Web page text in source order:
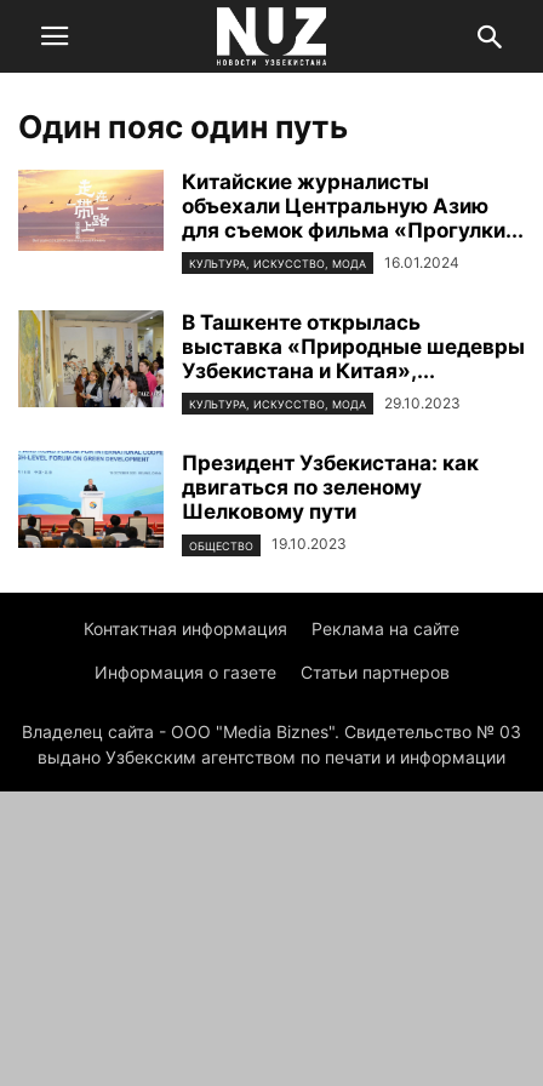
Один пояс один путь
Китайские журналисты
объехали Центральную Азию
для съемок фильма «Прогулки...
КУЛЬТУРА, ИСКУССТВО, МОДА 16.01.2024
В Ташкенте открылась
выставка «Природные шедевры
Узбекистана и Китая»,...
КУЛЬТУРА, ИСКУССТВО, МОДА 29.10.2023
Президент Узбекистана: как
двигаться по зеленому
Шелковому пути
ОБЩЕСТВО 19.10.2023
Контактная информация Реклама на сайте
Информация о газете Статьи партнеров
Владелец сайта - ООО "Media Biznes". Свидетельство № 03
выдано Узбекским агентством по печати и информации